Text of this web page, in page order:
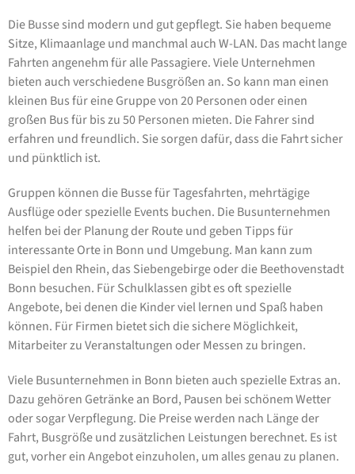
Die Busse sind modern und gut gepflegt. Sie haben bequeme
Sitze, Klimaanlage und manchmal auch W-LAN. Das macht lange
Fahrten angenehm für alle Passagiere. Viele Unternehmen
bieten auch verschiedene Busgrößen an. So kann man einen
kleinen Bus für eine Gruppe von 20 Personen oder einen
großen Bus für bis zu 50 Personen mieten. Die Fahrer sind
erfahren und freundlich. Sie sorgen dafür, dass die Fahrt sicher
und pünktlich ist.
Gruppen können die Busse für Tagesfahrten, mehrtägige
Ausflüge oder spezielle Events buchen. Die Busunternehmen
helfen bei der Planung der Route und geben Tipps für
interessante Orte in Bonn und Umgebung. Man kann zum
Beispiel den Rhein, das Siebengebirge oder die Beethovenstadt
Bonn besuchen. Für Schulklassen gibt es oft spezielle
Angebote, bei denen die Kinder viel lernen und Spaß haben
können. Für Firmen bietet sich die sichere Möglichkeit,
Mitarbeiter zu Veranstaltungen oder Messen zu bringen.
Viele Busunternehmen in Bonn bieten auch spezielle Extras an.
Dazu gehören Getränke an Bord, Pausen bei schönem Wetter
oder sogar Verpflegung. Die Preise werden nach Länge der
Fahrt, Busgröße und zusätzlichen Leistungen berechnet. Es ist
gut, vorher ein Angebot einzuholen, um alles genau zu planen.